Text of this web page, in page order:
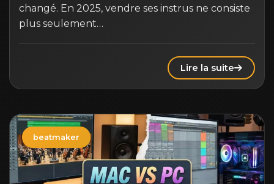
changé. En 2025, vendre ses instrus ne consiste
plus seulement…
Lire la suite
beatmaker